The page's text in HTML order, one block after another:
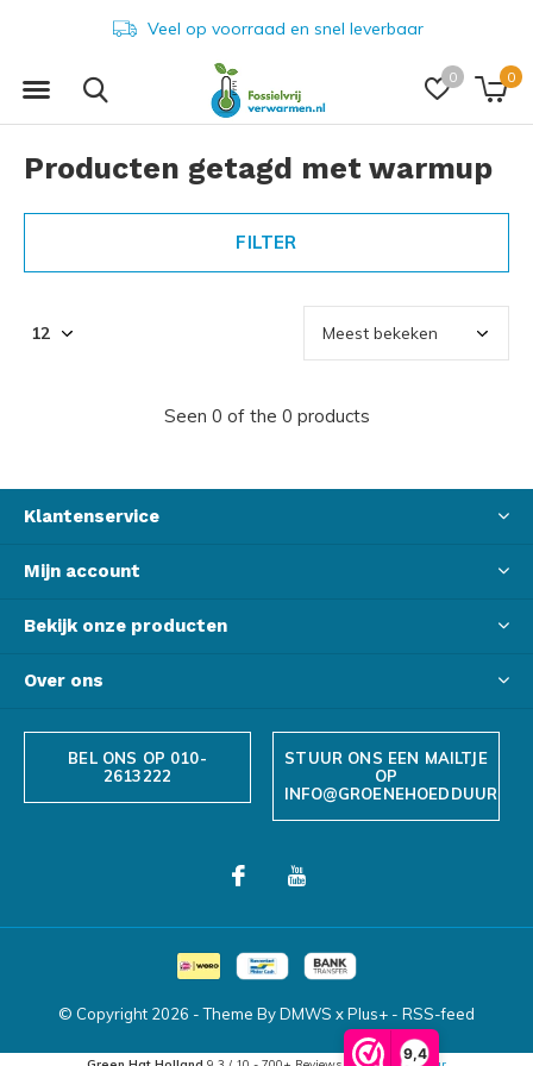
9,4
0 0
Veel op voorraad en snel leverbaar
Producten getagd met warmup
FILTER
Seen 0 of the 0 products
Klantenservice
Mijn account
Bekijk onze producten
Over ons
BEL ONS OP 010-
2613222
STUUR ONS EEN MAILTJE
OP
© Copyright 2026 - Theme ByDMWS xPlus+ - RSS-feed